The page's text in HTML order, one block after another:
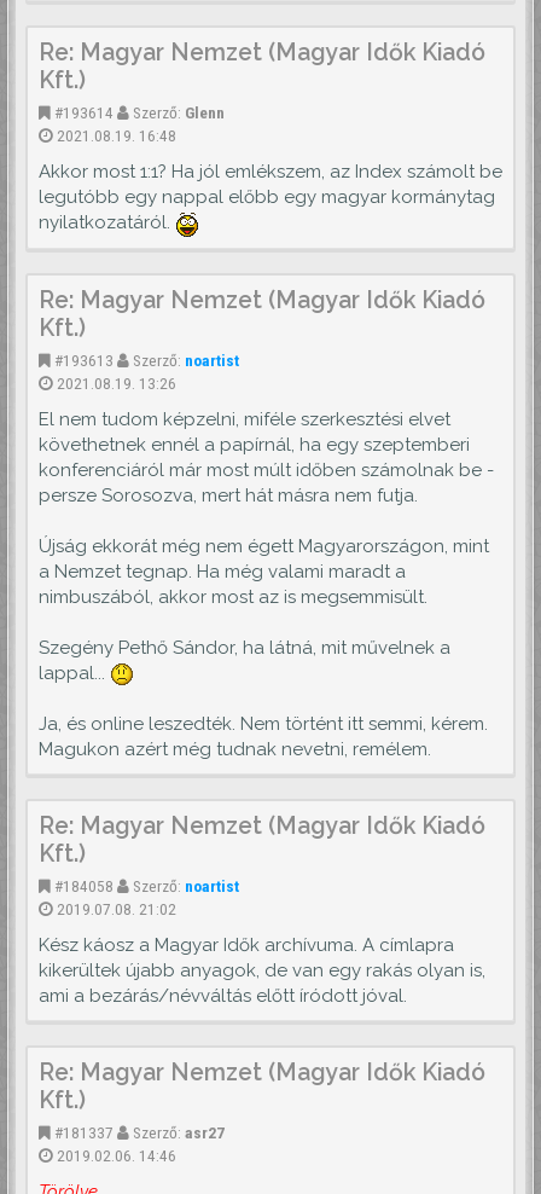
Re: Magyar Nemzet (Magyar Idők Kiadó
Kft.)
#193614 Szerző: Glenn
2021.08.19. 16:48
Akkor most 1:1? Ha jól emlékszem, az Index számolt be
legutóbb egy nappal előbb egy magyar kormánytag
nyilatkozatáról.
Re: Magyar Nemzet (Magyar Idők Kiadó
Kft.)
#193613 Szerző: noartist
2021.08.19. 13:26
El nem tudom képzelni, miféle szerkesztési elvet
követhetnek ennél a papírnál, ha egy szeptemberi
konferenciáról már most múlt időben számolnak be -
persze Sorosozva, mert hát másra nem futja.
Újság ekkorát még nem égett Magyarországon, mint
a Nemzet tegnap. Ha még valami maradt a
nimbuszából, akkor most az is megsemmisült.
Szegény Pethő Sándor, ha látná, mit művelnek a
lappal...
Ja, és online leszedték. Nem történt itt semmi, kérem.
Magukon azért még tudnak nevetni, remélem.
Re: Magyar Nemzet (Magyar Idők Kiadó
Kft.)
#184058 Szerző: noartist
2019.07.08. 21:02
Kész káosz a Magyar Idők archívuma. A címlapra
kikerültek újabb anyagok, de van egy rakás olyan is,
ami a bezárás/névváltás előtt íródott jóval.
Re: Magyar Nemzet (Magyar Idők Kiadó
Kft.)
#181337 Szerző: asr27
2019.02.06. 14:46